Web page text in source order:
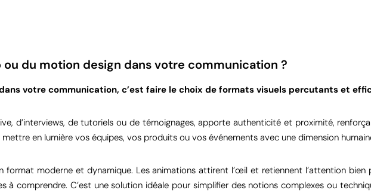
du motion design dans votre communication ?
votre communication, c’est faire le choix de formats visuels percutants et
d’interviews, de tutoriels ou de témoignages, apporte authenticité et proximité,
en lumière vos équipes, vos produits ou vos événements avec une dimension
format moderne et dynamique. Les animations attirent l’œil et retiennent l’attention bien
à comprendre. C’est une solution idéale pour simplifier des notions complexes ou